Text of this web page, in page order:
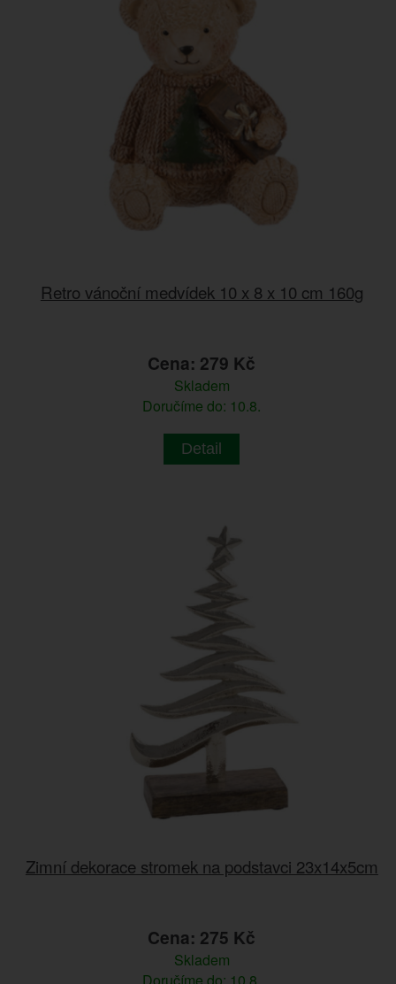
Retro vánoční medvídek 10 x 8 x 10 cm 160g
Cena: 279 Kč
Skladem
Doručíme do: 10.8.
Detail
Zimní dekorace stromek na podstavci 23x14x5cm
Cena: 275 Kč
Skladem